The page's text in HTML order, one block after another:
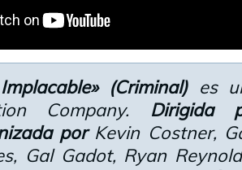
(Criminal)es
Company.
porKevin Costner,
Gal Gadot, Ryan